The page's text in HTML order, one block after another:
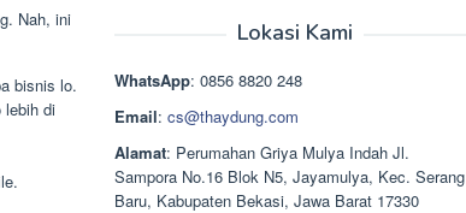
Nah, ini
bisnis lo.
lebih di
adalah:
ini
Rp1.378.000.
Lokasi Kami
WhatsApp: 0856 8820 248
Email: cs@thaydung.com
Alamat: Perumahan Griya Mulya Indah Jl.
Sampora No.16 Blok N5, Jayamulya, Kec. Serang
Baru, Kabupaten Bekasi, Jawa Barat 17330